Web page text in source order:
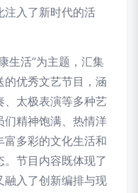
注入了新时代的活
生活”为主题，汇集
的优秀文艺节目，涵
、太极表演等多种艺
们精神饱满、热情洋
多彩的文化生活和
节目内容既体现了
融入了创新编排与现